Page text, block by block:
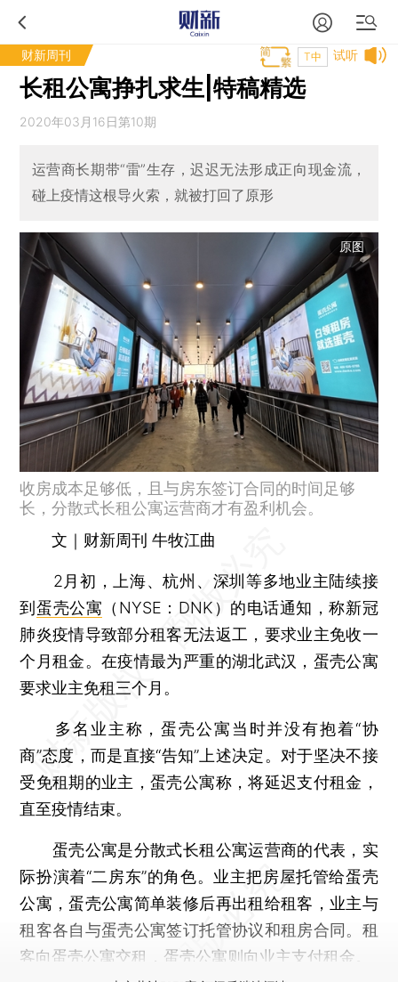
财新周刊 试听
T中
长租公寓挣扎求生|特稿精选
2020年03月16日第10期
运营商长期带“雷”生存，迟迟无法形成正向现金流，
碰上疫情这根导火索，就被打回了原形
原图
收房成本足够低，且与房东签订合同的时间足够
长，分散式长租公寓运营商才有盈利机会。
文｜财新周刊 牛牧江曲
2月初，上海、杭州、深圳等多地业主陆续接
到蛋壳公寓 （NYSE：DNK）的电话通知，称新冠
肺炎疫情导致部分租客无法返工，要求业主免收一
个月租金。在疫情最为严重的湖北武汉，蛋壳公寓
要求业主免租三个月。
多名业主称，蛋壳公寓当时并没有抱着“协
商”态度，而是直接“告知”上述决定。对于坚决不接
受免租期的业主，蛋壳公寓称，将延迟支付租金，
直至疫情结束。
蛋壳公寓是分散式长租公寓运营商的代表，实
际扮演着“二房东”的角色。业主把房屋托管给蛋壳
公寓，蛋壳公寓简单装修后再出租给租客，业主与
租客各自与蛋壳公寓签订托管协议和租房合同。租
客向蛋壳公寓交租，蛋壳公寓则向业主支付租金。